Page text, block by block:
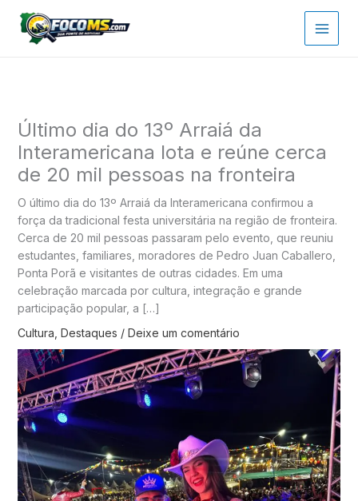
para
Último dia do 13º Arraiá da
Interamericana lota e reúne cerca
de 20 mil pessoas na fronteira
O último dia do 13º Arraiá da Interamericana confirmou a
força da tradicional festa universitária na região de fronteira.
Cerca de 20 mil pessoas passaram pelo evento, que reuniu
estudantes, familiares, moradores de Pedro Juan Caballero,
Ponta Porã e visitantes de outras cidades. Em uma
celebração marcada por cultura, integração e grande
participação popular, a […]
Cultura Destaques / Deixe um comentário